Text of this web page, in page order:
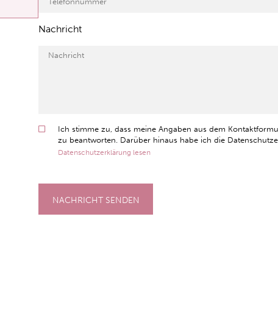
Nachricht
Ich stimme zu, dass meine Angaben aus dem
zu beantworten. Darüber hinaus habe ich die
Datenschutzerklärung lesen
NACHRICHT SENDEN